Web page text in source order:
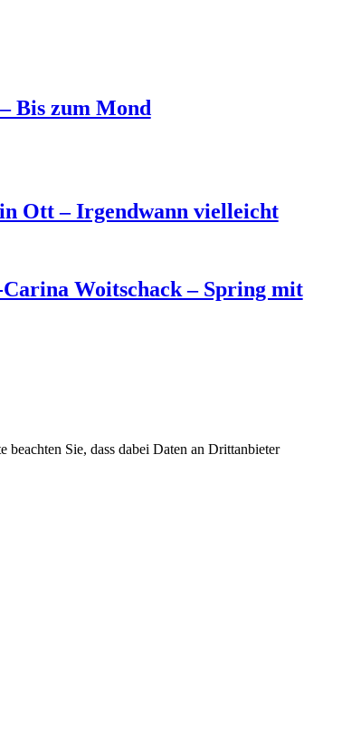
Bis zum Mond
Ott – Irgendwann vielleicht
Woitschack – Spring mit
Sie, dass dabei Daten an Drittanbieter